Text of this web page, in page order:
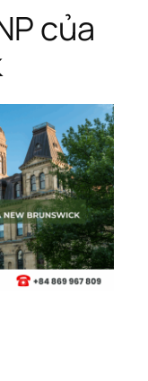
của